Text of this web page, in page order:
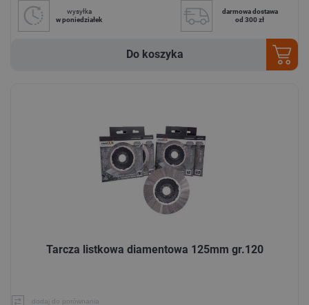
wysyłka
w poniedziałek
darmowa dostawa
od 300 zł
Do koszyka
Tarcza listkowa diamentowa 125mm gr.120
dodaj do porównania